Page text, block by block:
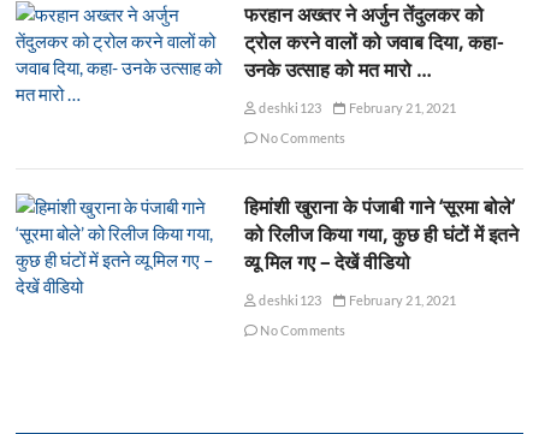
फरहान अख्तर ने अर्जुन तेंदुलकर को
ट्रोल करने वालों को जवाब दिया, कहा-
उनके उत्साह को मत मारो …
deshki123
February 21, 2021
No Comments
हिमांशी खुराना के पंजाबी गाने ‘सूरमा बोले’
को रिलीज किया गया, कुछ ही घंटों में इतने
व्यू मिल गए – देखें वीडियो
deshki123
February 21, 2021
No Comments